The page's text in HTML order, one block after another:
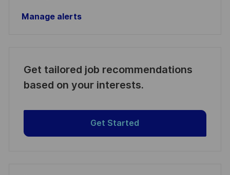
Manage alerts
Get tailored job recommendations
based on your interests.
Get Started